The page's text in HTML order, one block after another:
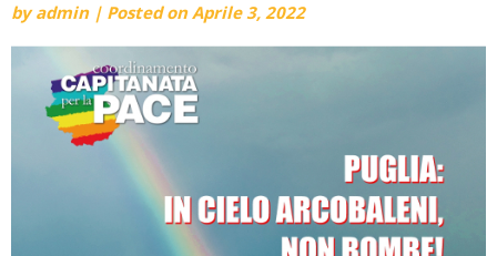
byadmin | Posted onAprile 3, 2022